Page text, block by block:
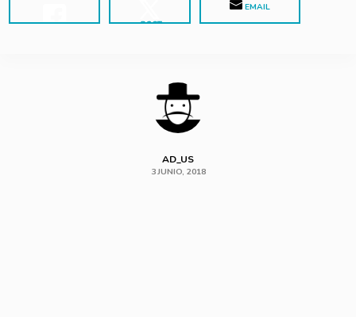
POST
EMAIL
AD_US
3 JUNIO, 2018